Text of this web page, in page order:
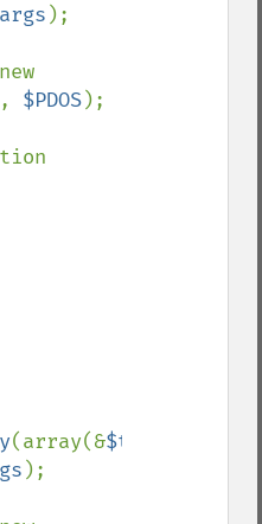
);
, $PDOS);
(array(&$this
);